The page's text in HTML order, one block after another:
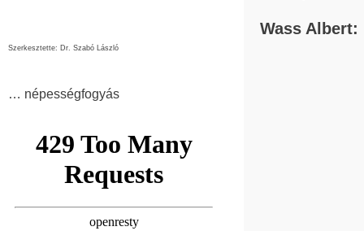
Szerkesztette: Dr. Szabó László
… népességfogyás
Wass Albert: